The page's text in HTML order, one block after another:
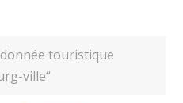
touristique
ville“